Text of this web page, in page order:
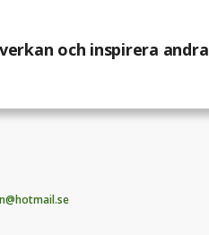
och inspirera andra